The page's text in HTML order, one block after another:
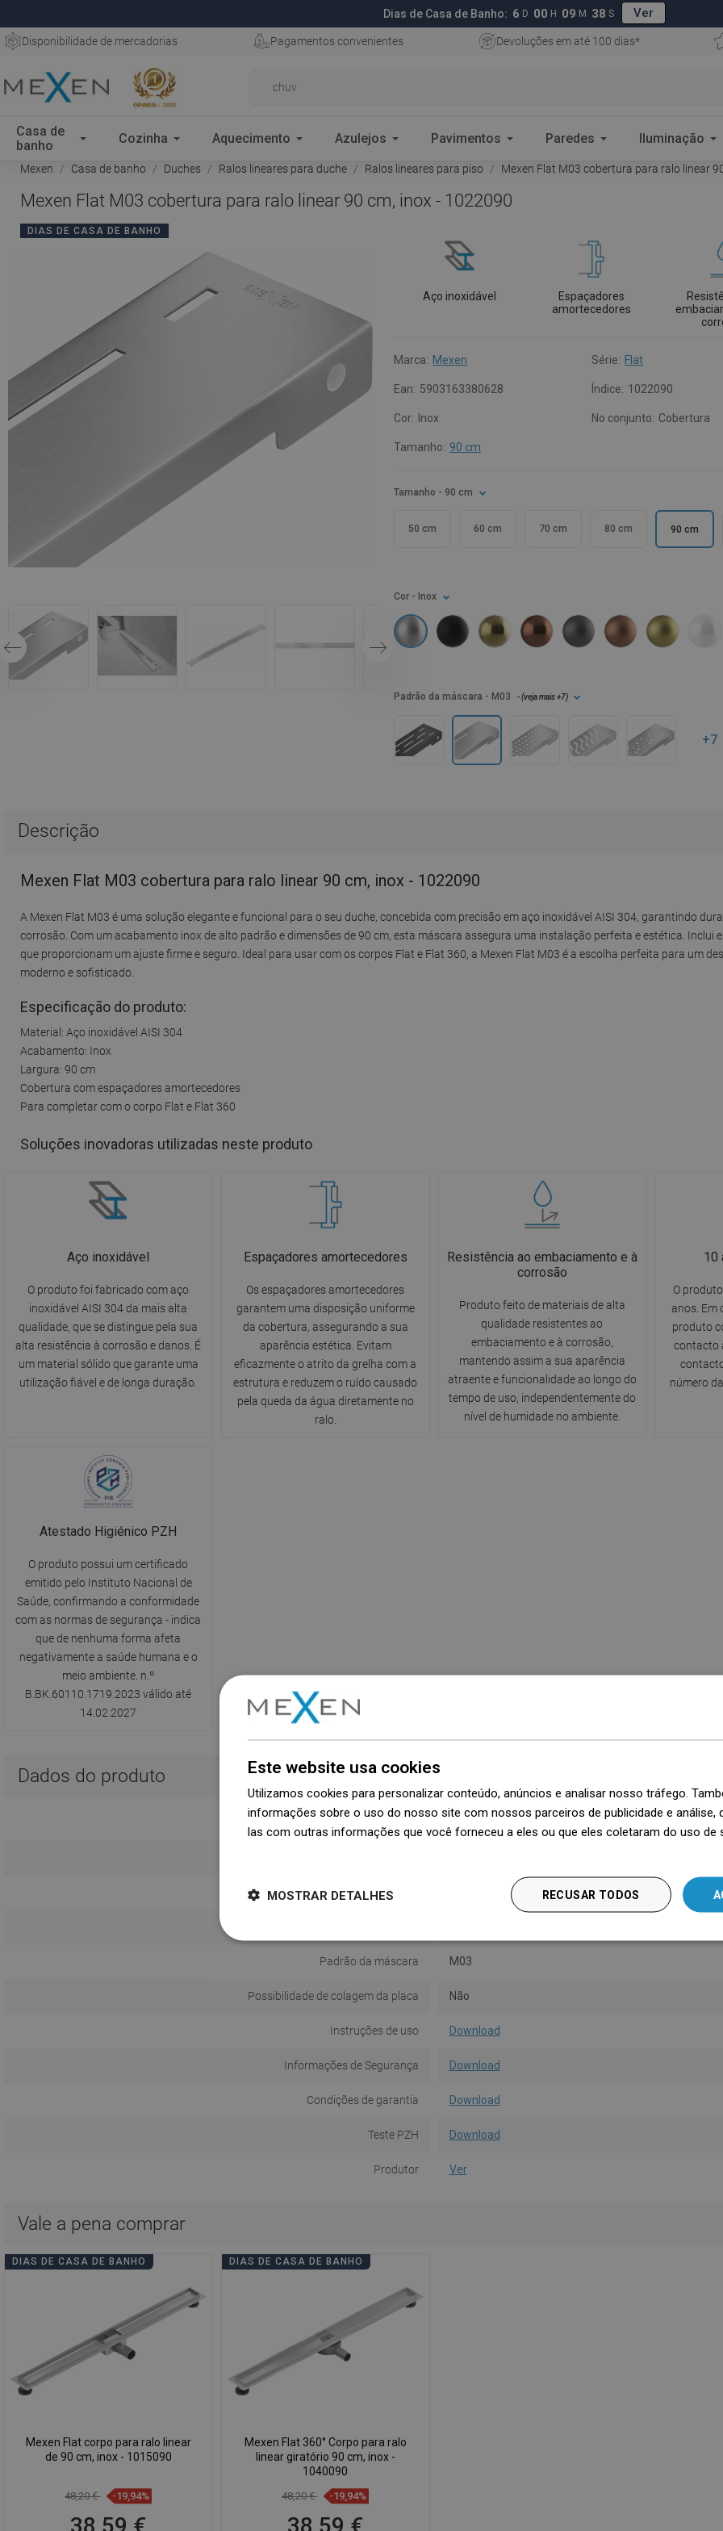
Dias de Casa de Banho: 6 D 00 H 09 M 37 S Ver
Disponibilidade de mercadorias Pagamentos convenientes Devoluções em até 100 dias*
Casa de
banho
Cozinha Aquecimento Azulejos Pavimentos Paredes Iluminação
Mexen Casa de banho Duches Ralos lineares para duche Ralos lineares para piso Mexen Flat M03 cobertura para ralo linear
Mexen Flat M03 cobertura para ralo linear 90 cm, inox - 1022090
DIAS DE CASA DE BANHO
Aço inoxidável
Espaçadores
amortecedores
Marca: Mexen Série: Flat
Ean: 5903163380628 Índice: 1022090
Cor: Inox No conjunto: Cobertura
Tamanho: 90 cm
Tamanho - 90 cm
50 cm 60 cm 70 cm 80 cm 90 cm
Cor - Inox
Padrão da máscara - M03 - (veja mais+7)
+7
Descrição
Mexen Flat M03 cobertura para ralo linear 90 cm, inox - 1022090
A Mexen Flat M03 é uma solução elegante e funcional para o seu duche, concebida com precisão em aço inoxidável AISI 304, garantindo
corrosão. Com um acabamento inox de alto padrão e dimensões de 90 cm, esta máscara assegura uma instalação perfeita e estética. Inclui
que proporcionam um ajuste firme e seguro. Ideal para usar com os corpos Flat e Flat 360, a Mexen Flat M03 é a escolha perfeita para um
moderno e sofisticado.
Especificação do produto:
Material: Aço inoxidável AISI 304
Acabamento: Inox
Largura: 90 cm
Cobertura com espaçadores amortecedores
Para completar com o corpo Flat e Flat 360
Soluções inovadoras utilizadas neste produto
Aço inoxidável
O produto foi fabricado com aço
inoxidável AISI 304 da mais alta
qualidade, que se distingue pela sua
alta resistência à corrosão e danos. É
um material sólido que garante uma
utilização fiável e de longa duração.
Espaçadores amortecedores
Os espaçadores amortecedores
garantem uma disposição uniforme
da cobertura, assegurando a sua
aparência estética. Evitam
eficazmente o atrito da grelha com a
estrutura e reduzem o ruído causado
pela queda da água diretamente no
ralo.
Resistência ao embaciamento e à
corrosão
Produto feito de materiais de alta
qualidade resistentes ao
embaciamento e à corrosão,
mantendo assim a sua aparência
atraente e funcionalidade ao longo do
tempo de uso, independentemente do
nível de humidade no ambiente.
10
O
anos. Em
produto
contacto
número
Atestado Higiénico PZH
O produto possui um certificado
emitido pelo Instituto Nacional de
Saúde, confirmando a conformidade
com as normas de segurança - indica
que de nenhuma forma afeta
negativamente a saúde humana e o
meio ambiente. n.º
B.BK.60110.1719.2023 válido até
14.02.2027
Dados do produto
Padrão da máscara M03
Possibilidade de colagem da placa Não
Instruções de uso Download
Informações de Segurança Download
Condições de garantia Download
Teste PZH Download
Produtor Ver
Vale a pena comprar
DIAS DE CASA DE BANHO
Mexen Flat corpo para ralo linear
de 90 cm, inox - 1015090
48,20 € -19,94%
DIAS DE CASA DE BANHO
Mexen Flat 360° Corpo para ralo
linear giratório 90 cm, inox -
1040090
48,20 € -19,94%
Este website usa cookies
Utilizamos cookies para personalizar conteúdo, anúncios e analisar nosso tráfego.
informações sobre o uso do nosso site com nossos parceiros de publicidade e análise,
las com outras informações que você forneceu a eles ou que eles coletaram do uso de
RECUSAR TODOS
MOSTRAR DETALHES